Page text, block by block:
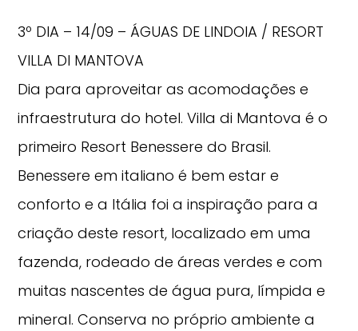
3º DIA – 14/09 – ÁGUAS DE LINDOIA / RESORT
VILLA DI MANTOVA
Dia para aproveitar as acomodações e
infraestrutura do hotel. Villa di Mantova é o
primeiro Resort Benessere do Brasil.
Benessere em italiano é bem estar e
conforto e a Itália foi a inspiração para a
criação deste resort, localizado em uma
fazenda, rodeado de áreas verdes e com
muitas nascentes de água pura, límpida e
mineral. Conserva no próprio ambiente a